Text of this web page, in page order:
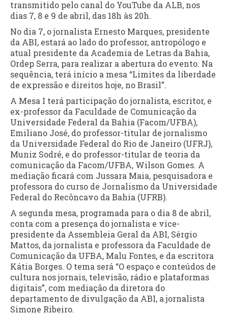
transmitido pelo canal do YouTube da ALB, nos
dias 7, 8 e 9 de abril, das 18h às 20h.
No dia 7, o jornalista Ernesto Marques, presidente
da ABI, estará ao lado do professor, antropólogo e
atual presidente da Academia de Letras da Bahia,
Ordep Serra, para realizar a abertura do evento. Na
sequência, terá início a mesa “Limites da liberdade
de expressão e direitos hoje, no Brasil”.
A Mesa I terá participação do jornalista, escritor, e
ex-professor da Faculdade de Comunicação da
Universidade Federal da Bahia (Facom/UFBA),
Emiliano José, do professor-titular de jornalismo
da Universidade Federal do Rio de Janeiro (UFRJ),
Muniz Sodré, e do professor-titular de teoria da
comunicação da Facom/UFBA, Wilson Gomes. A
mediação ficará com Jussara Maia, pesquisadora e
professora do curso de Jornalismo da Universidade
Federal do Recôncavo da Bahia (UFRB).
A segunda mesa, programada para o dia 8 de abril,
conta com a presença do jornalista e vice-
presidente da Assembleia Geral da ABI, Sérgio
Mattos, da jornalista e professora da Faculdade de
Comunicação da UFBA, Malu Fontes, e da escritora
Kátia Borges. O tema será “O espaço e conteúdos de
cultura nos jornais, televisão, rádio e plataformas
digitais”, com mediação da diretora do
departamento de divulgação da ABI, a jornalista
Simone Ribeiro.